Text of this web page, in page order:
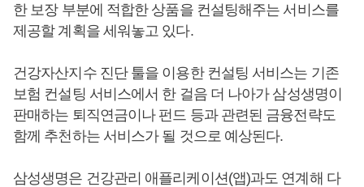
한 보장 부분에 적합한 상품을 컨설팅해주는 서비스를
제공할 계획을 세워놓고 있다.
건강자산지수 진단 툴을 이용한 컨설팅 서비스는 기존
보험 컨설팅 서비스에서 한 걸음 더 나아가 삼성생명이
판매하는 퇴직연금이나 펀드 등과 관련된 금융전략도
함께 추천하는 서비스가 될 것으로 예상된다.
삼성생명은 건강관리 애플리케이션(앱)과도 연계해 다